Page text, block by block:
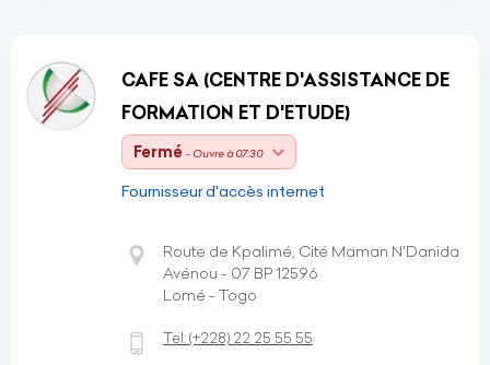
CAFE SA (CENTRE D'ASSISTANCE DE
FORMATION ET D'ETUDE)
Fermé - Ouvre à 07:30
Fournisseur d'accès internet
Route de Kpalimé, Cité Maman N'Danida
Avénou - 07 BP 12596
Lomé - Togo
Tel:(+228) 22 25 55 55